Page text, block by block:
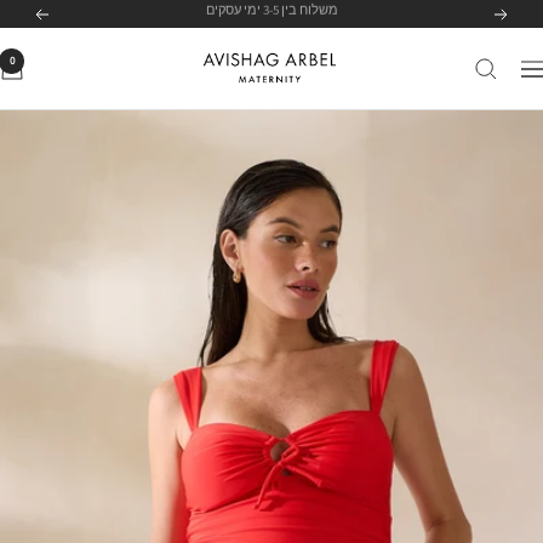
הקודם לרשימת הסניפים שלנו לחצי כאן הבא
ניווט
Avishag
0